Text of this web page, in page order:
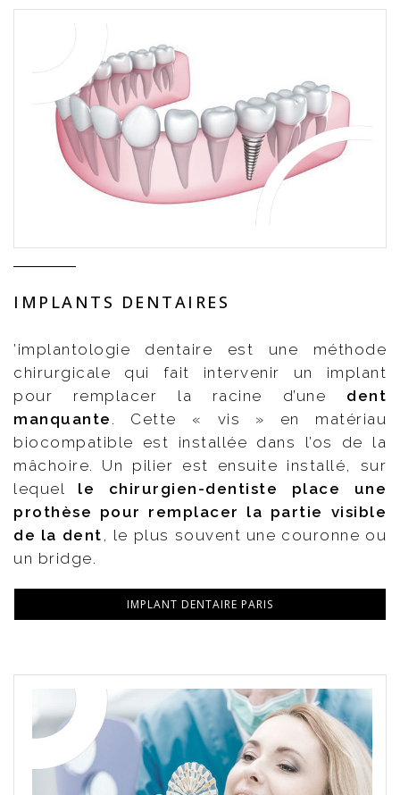
IMPLANTS DENTAIRES
’implantologie dentaire est une méthode
chirurgicale qui fait intervenir un implant
pour remplacer la racine d’une dent
manquante . Cette « vis » en matériau
biocompatible est installée dans l’os de la
mâchoire. Un pilier est ensuite installé, sur
lequel le chirurgien-dentiste place une
prothèse pour remplacer la partie visible
de la dent , le plus souvent une couronne ou
un bridge.
IMPLANT DENTAIRE PARIS